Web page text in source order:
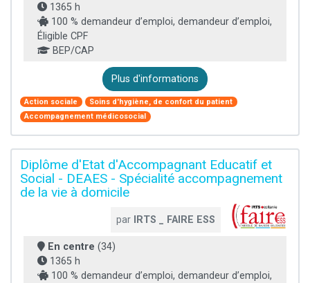
1365 h
100 % demandeur d’emploi, demandeur d’emploi,
Éligible CPF
BEP/CAP
Plus d'informations
Action sociale
Soins d'hygiène, de confort du patient
Accompagnement médicosocial
Diplôme d'Etat d'Accompagnant Educatif et
Social - DEAES - Spécialité accompagnement
de la vie à domicile
par IRTS _ FAIRE ESS
En centre (34)
1365 h
100 % demandeur d’emploi, demandeur d’emploi,